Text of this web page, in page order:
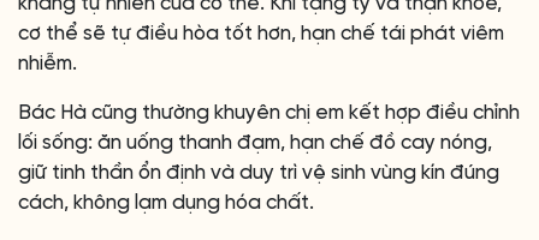
cơ thể sẽ tự điều hòa tốt hơn, hạn chế tái phát viêm
nhiễm.
Bác Hà cũng thường khuyên chị em kết hợp điều chỉnh
lối sống: ăn uống thanh đạm, hạn chế đồ cay nóng,
giữ tinh thần ổn định và duy trì vệ sinh vùng kín đúng
cách, không lạm dụng hóa chất.